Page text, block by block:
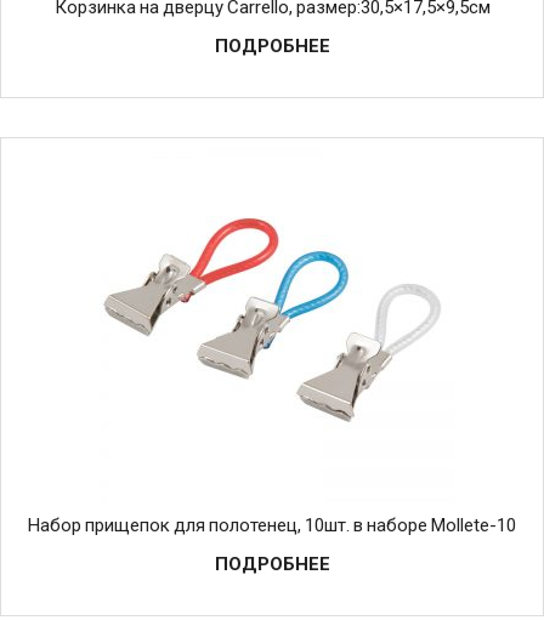
Корзинка на дверцу Carrello, размер:30,5×17,5×9,5см
ПОДРОБНЕЕ
Набор прищепок для полотенец, 10шт. в наборе Mollete-10
ПОДРОБНЕЕ